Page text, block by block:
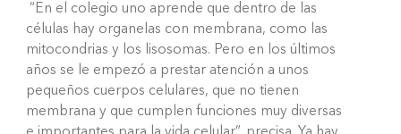
“En el colegio uno aprende que dentro de las
células hay organelas con membrana, como las
mitocondrias y los lisosomas. Pero en los últimos
años se le empezó a prestar atención a unos
pequeños cuerpos celulares, que no tienen
membrana y que cumplen funciones muy diversas